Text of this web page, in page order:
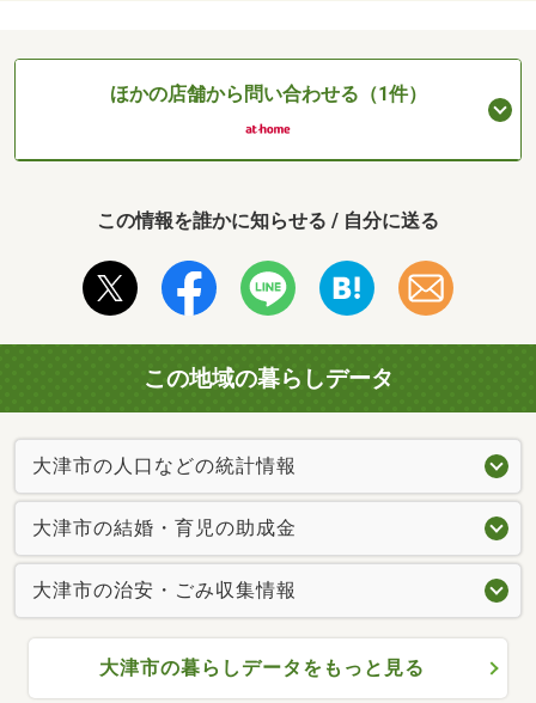
ほかの店舗から問い合わせる（1件）
この情報を誰かに知らせる / 自分に送る
この地域の暮らしデータ
大津市の人口などの統計情報
大津市の結婚・育児の助成金
大津市の治安・ごみ収集情報
大津市の暮らしデータをもっと見る